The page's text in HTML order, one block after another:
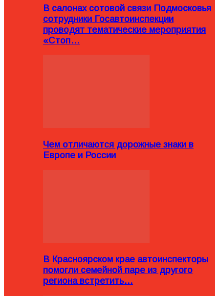
В салонах сотовой связи Подмосковья
сотрудники Госавтоинспекции
проводят тематические мероприятия
«Стоп…
Чем отличаются дорожные знаки в
Европе и России
В Красноярском крае автоинспекторы
помогли семейной паре из другого
региона встретить…